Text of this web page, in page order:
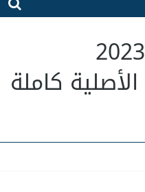
تحميل لعبة فيفا 2023
للكمبيوترFIFA 23 الأصلية كاملة